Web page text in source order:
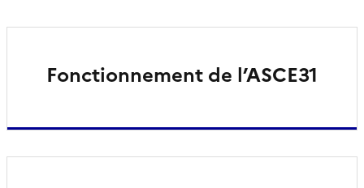
Fonctionnement de l’ASCE31